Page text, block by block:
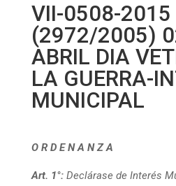
VII-0508-2015
(2972/2005)
ABRIL DIA
LA GUERRA-
MUNICIPAL
O R D E N A N Z A
Art. 1°:Declárase de Interés